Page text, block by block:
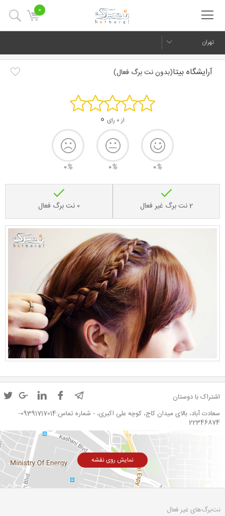
0
تهران
آرایشگاه بیتا(بدون نت برگ فعال)
از 0 رای 0
0%
0%
0%
2 نت برگ غیر فعال 0 نت برگ فعال
اشتراک با دوستان
سعادت آباد، بالای میدان کاج، کوچه علی اکبری، - شماره تماس:09391717014-
22346874
نمایش روی نقشه
نت‌برگ‌های غیر فعال